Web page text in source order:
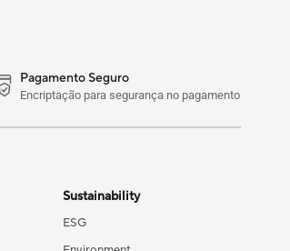
Pagamento Seguro
Encriptação para segurança no pagamento
Sustainability
ESG